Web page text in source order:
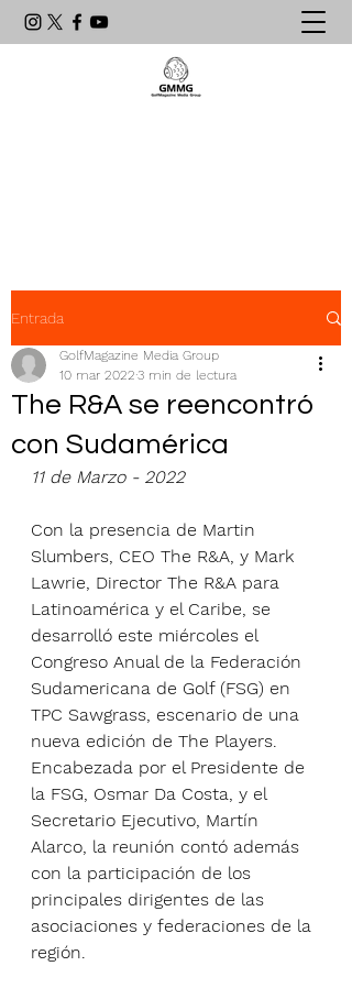
Entrada
The R&A se reencontró
con Sudamérica
GolfMagazine Media Group
10 mar 2022 3 min de lectura
11 de Marzo - 2022
Con la presencia de Martin
Slumbers, CEO The R&A, y Mark
Lawrie, Director The R&A para
Latinoamérica y el Caribe, se
desarrolló este miércoles el
Congreso Anual de la Federación
Sudamericana de Golf (FSG) en
TPC Sawgrass, escenario de una
nueva edición de The Players.
Encabezada por el Presidente de
la FSG, Osmar Da Costa, y el
Secretario Ejecutivo, Martín
Alarco, la reunión contó además
con la participación de los
principales dirigentes de las
asociaciones y federaciones de la
región.